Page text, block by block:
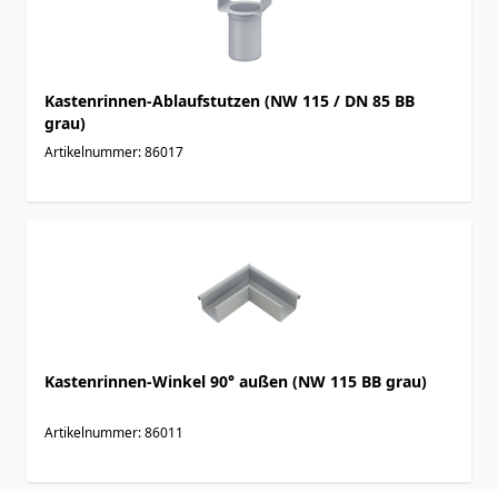
Kastenrinnen-Ablaufstutzen (NW 115 / DN 85 BB
grau)
Artikelnummer: 86017
Kastenrinnen-Winkel 90° außen (NW 115 BB grau)
Artikelnummer: 86011